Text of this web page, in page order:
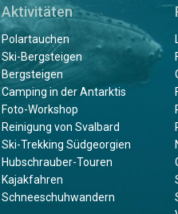
Aktivitäten
Polartauchen
Ski-Bergsteigen
Bergsteigen
Camping in der Antarktis
Foto-Workshop
Reinigung von Svalbard
Ski-Trekking Südgeorgien
Hubschrauber-Touren
Kajakfahren
Schneeschuhwandern